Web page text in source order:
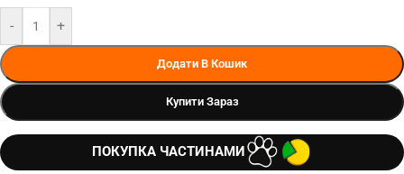
- +
Додати В Кошик
Купити Зараз
ПОКУПКА ЧАСТИНАМИ